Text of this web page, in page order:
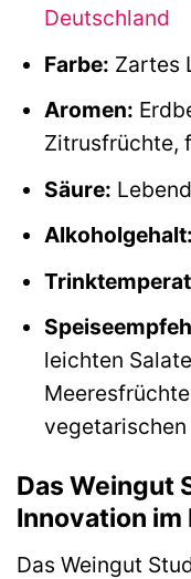
Deutschland
Farbe: Zartes
Aromen:
Zitrusfrüchte,
Säure:
Alkoholgehalt:
leichten
vegetarischen
Das Weingut
Innovation im
Das Weingut